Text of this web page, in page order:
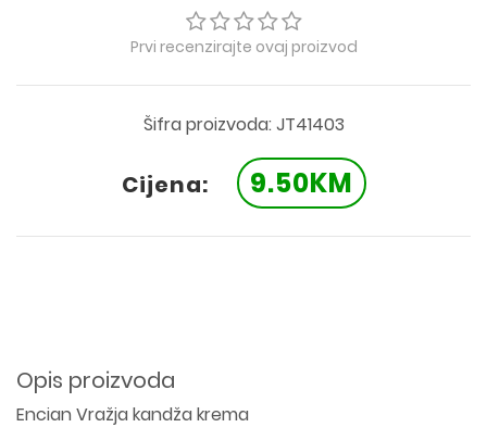
Prvi recenzirajte ovaj proizvod
Šifra proizvoda: JT41403
Cijena: 9.50KM
Opis proizvoda
Encian Vražja kandža krema